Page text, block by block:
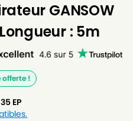
GANSOW
: 5m
offerte !
EP